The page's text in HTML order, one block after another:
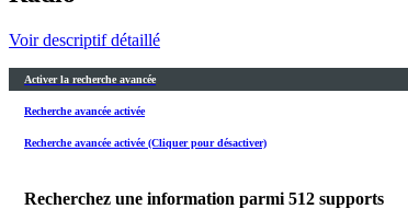
Voir descriptif détaillé
Activer la recherche avancée
Recherche avancée activée
Recherche avancée activée (Cliquer pour désactiver)
Recherchez une information parmi 512 supports